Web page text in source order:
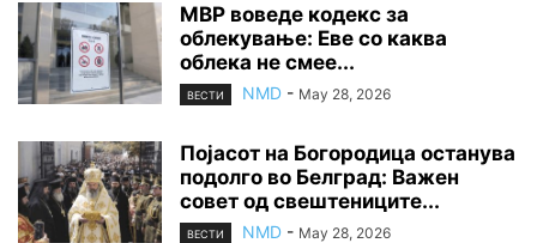
МВР воведе кодекс за
облекување: Еве со каква
облека не смее...
ВЕСТИ NMD - May 28, 2026
Појасот на Богородица останува
подолго во Белград: Важен
совет од свештениците...
ВЕСТИ NMD - May 28, 2026